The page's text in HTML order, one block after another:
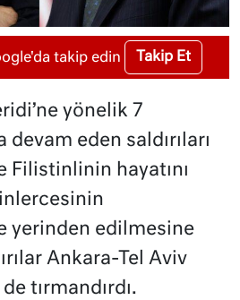
takip edin Takip Et
yönelik 7
devam eden saldırıları
Filistinlinin hayatını
yerinden edilmesine
Ankara-Tel Aviv
tırmandırdı.